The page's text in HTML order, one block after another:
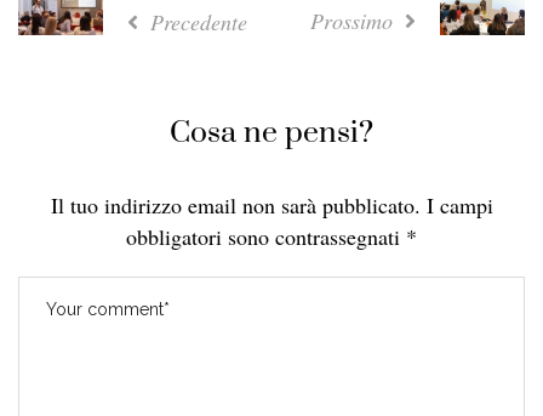
Precedente Prossimo
Cosa ne pensi?
Il tuo indirizzo email non sarà pubblicato. I campi
obbligatori sono contrassegnati *